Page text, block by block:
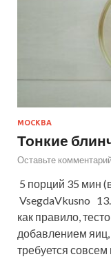
МОСКВА
Тонкие
Оставьте
5 порций 35 мин
VsegdaVkusno
как правило,
добавлением
требуется совсем